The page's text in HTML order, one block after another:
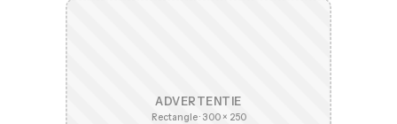
ADVERTENTIE
Rectangle · 300 × 250